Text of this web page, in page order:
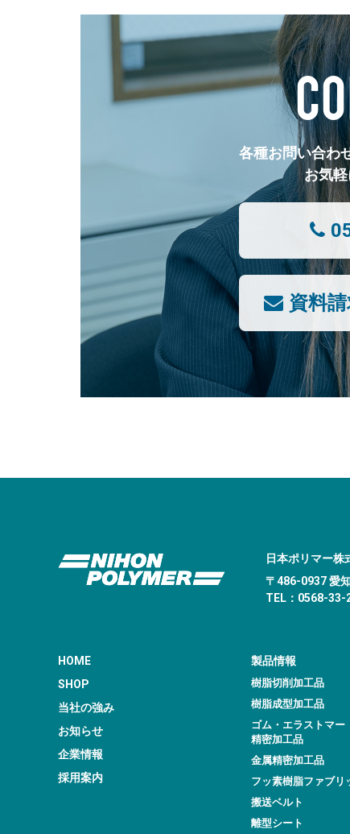
各種お問い合わ
お気
資料
日本ポリマー株
〒486-0937 愛
TEL：0568-33-
HOME
SHOP
当社の強み
お知らせ
企業情報
採用案内
製品情報
樹脂切削加工品
樹脂成型加工品
ゴム・エラストマー
精密加工品
金属精密加工品
フッ素樹脂ファブリ
搬送ベルト
離型シート